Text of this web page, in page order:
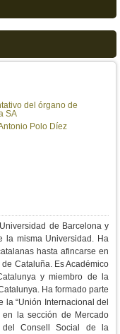
del órgano de
SA
Polo Díez
de Barcelona y
la misma Universidad. Ha
hasta afincarse en
Cataluña. Es Académico
y miembro de la
Ha formado parte
“Unión Internacional del
en la sección de Mercado
del Consell Social de la